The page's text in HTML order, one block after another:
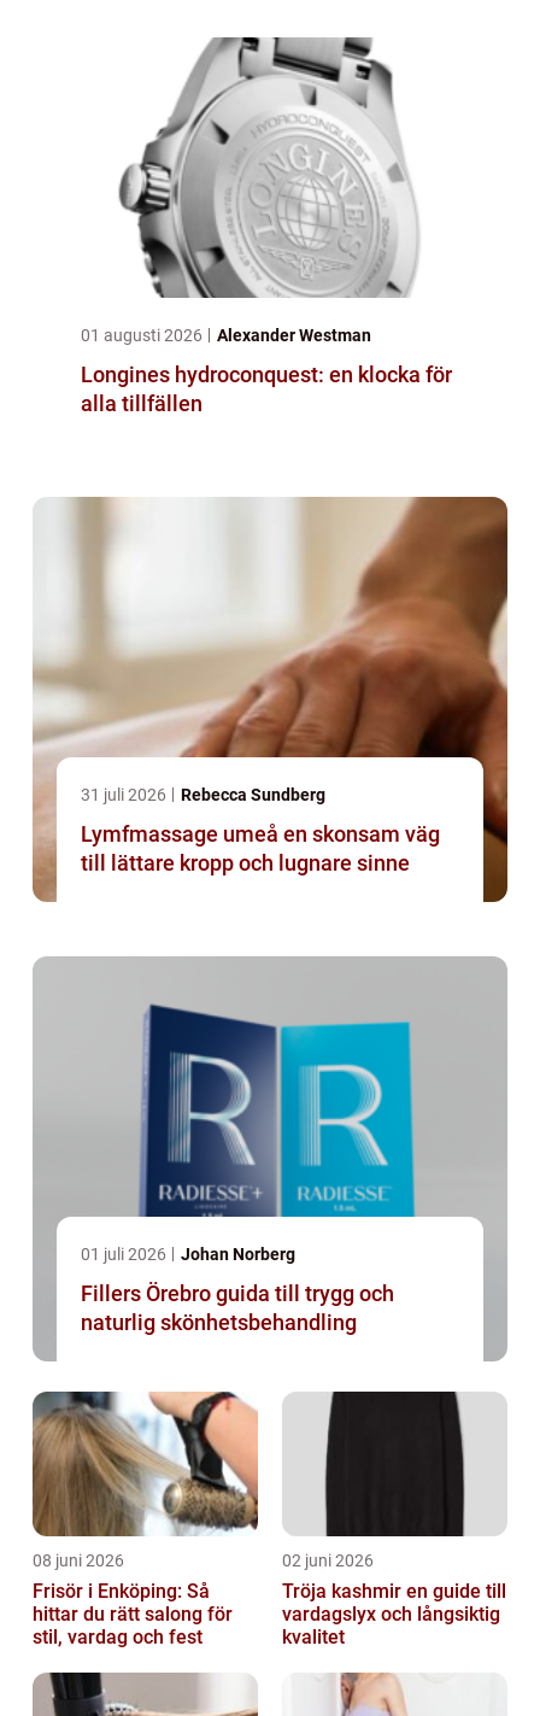
01 augusti 2026 Alexander Westman
Longines hydroconquest: en klocka för
alla tillfällen
31 juli 2026 Rebecca Sundberg
Lymfmassage umeå en skonsam väg
till lättare kropp och lugnare sinne
01 juli 2026 Johan Norberg
Fillers Örebro guida till trygg och
naturlig skönhetsbehandling
08 juni 2026
Frisör i Enköping: Så
hittar du rätt salong för
stil, vardag och fest
02 juni 2026
Tröja kashmir en guide till
vardagslyx och långsiktig
kvalitet